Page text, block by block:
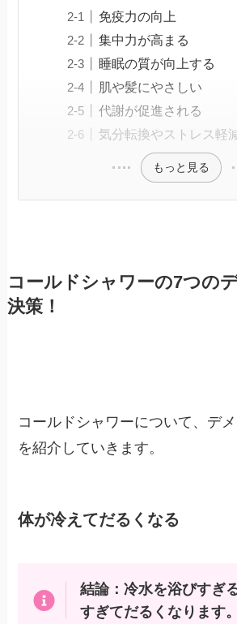
免疫力の向上
集中力が高まる
睡眠の質が向上する
肌や髪にやさしい
代謝が促進される
気分転換やストレス軽
もっと見る
コールドシャワーの7つの
決策！
コールドシャワーについて、デ
を紹介していきます。
体が冷えてだるくなる
結論：冷水を浴びすぎ
すぎてだるくなります。